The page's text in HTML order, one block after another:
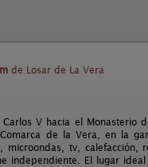
de Losar de La Vera
V hacia el Monasterio
de la Vera, en la
tv, calefacción,
independiente. El lugar